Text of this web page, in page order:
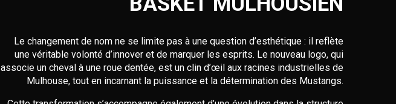
Le changement de nom ne se limite pas à une question d’esthétique : il reflète
une véritable volonté d’innover et de marquer les esprits. Le nouveau logo, qui
associe un cheval à une roue dentée, est un clin d’œil aux racines industrielles de
Mulhouse, tout en incarnant la puissance et la détermination des Mustangs.